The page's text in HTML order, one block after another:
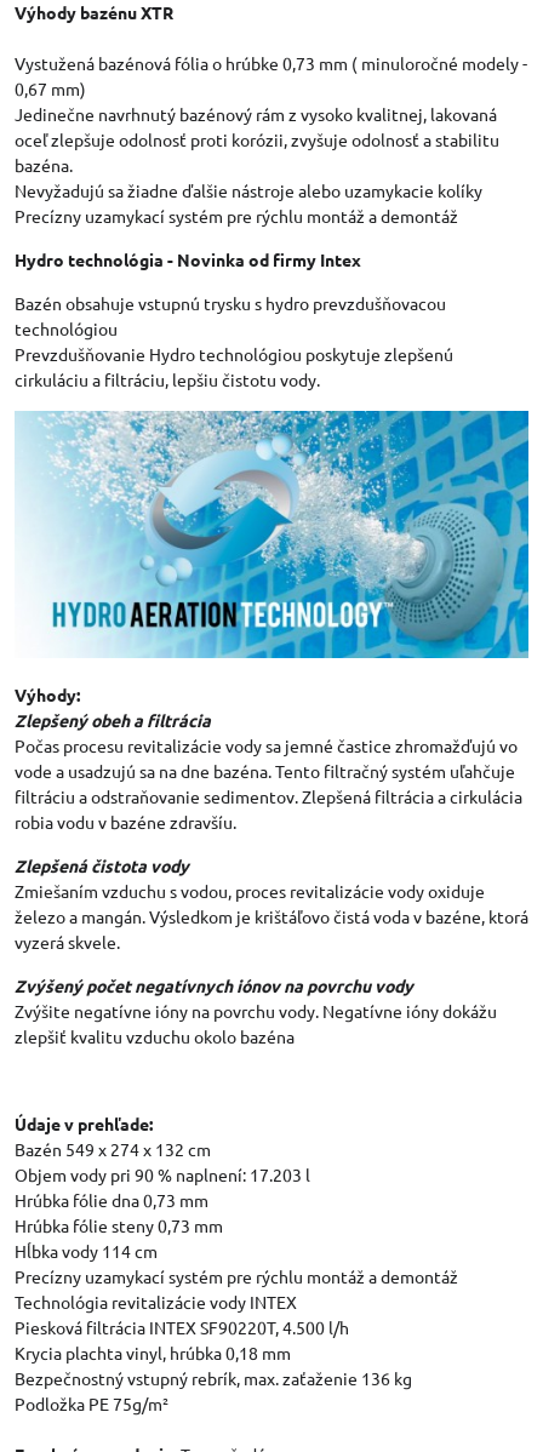
Výhody bazénu XTR
Vystužená bazénová fólia o hrúbke 0,73 mm ( minuloročné modely -
0,67 mm)
Jedinečne navrhnutý bazénový rám z vysoko kvalitnej, lakovaná
oceľ zlepšuje odolnosť proti korózii, zvyšuje odolnosť a stabilitu
bazéna.
Nevyžadujú sa žiadne ďalšie nástroje alebo uzamykacie kolíky
Precízny uzamykací systém pre rýchlu montáž a demontáž
Hydro technológia - Novinka od firmy Intex
Bazén obsahuje vstupnú trysku s hydro prevzdušňovacou
technológiou
Prevzdušňovanie Hydro technológiou poskytuje zlepšenú
cirkuláciu a filtráciu, lepšiu čistotu vody.
Výhody:
Zlepšený obeh a filtrácia
Počas procesu revitalizácie vody sa jemné častice zhromažďujú vo
vode a usadzujú sa na dne bazéna. Tento filtračný systém uľahčuje
filtráciu a odstraňovanie sedimentov. Zlepšená filtrácia a cirkulácia
robia vodu v bazéne zdravšíu.
Zlepšená čistota vody
Zmiešaním vzduchu s vodou, proces revitalizácie vody oxiduje
železo a mangán. Výsledkom je krištáľovo čistá voda v bazéne, ktorá
vyzerá skvele.
Zvýšený počet negatívnych iónov na povrchu vody
Zvýšite negatívne ióny na povrchu vody. Negatívne ióny dokážu
zlepšiť kvalitu vzduchu okolo bazéna
Údaje v prehľade:
Bazén 549 x 274 x 132 cm
Objem vody pri 90 % naplnení: 17.203 l
Hrúbka fólie dna 0,73 mm
Hrúbka fólie steny 0,73 mm
Hĺbka vody 114 cm
Precízny uzamykací systém pre rýchlu montáž a demontáž
Technológia revitalizácie vody INTEX
Piesková filtrácia INTEX SF90220T, 4.500 l/h
Krycia plachta vinyl, hrúbka 0,18 mm
Bezpečnostný vstupný rebrík, max. zaťaženie 136 kg
Podložka PE 75g/m²